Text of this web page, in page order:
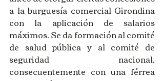
a la burguesía comercial Girondina
con la aplicación de salarios
máximos. Se da formación al comité
de salud pública y al comité de
seguridad nacional,
consecuentemente con una férrea